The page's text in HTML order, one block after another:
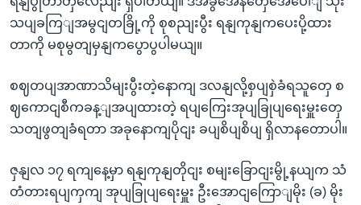
သပျခကြျအမွငျတခြို့ကို စုစညျးပွီး ရနျကုနျကပေးပို့ထား
တာကို မစုမွတျမှနျကပွောပွပါမယျ။
စဈတပျအာဏာသိမျးပွီးတဲ့နောကျ ဒလနျလို့စှပျစှဲခံရသူတှေ စ
ဈကောငျစီကခန့ျအပျထားတဲ့ ရပျကြေးအုပျခြုပျရေးမှူးတှေ
သတျဖွတျခံရတာ အခုနောကျပိုငျး ခပျစိပျစိပျ ရှိလာနတောပါ။
ဇှနျလ ၁၇ ရကျနေ့မှာ ရနျကုနျတိုငျး စမျးခြောငျးမွို့နယျက သံ
တံတားရပျကှကျ အုပျခြုပျရေးမှူး ဦးအောငျကြောျမိုး (ခ) မိုး